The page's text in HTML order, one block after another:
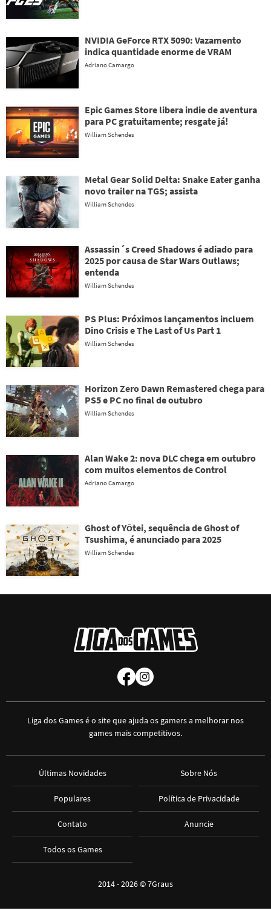
NVIDIA GeForce RTX 5090: Vazamento
indica quantidade enorme de VRAM
Adriano Camargo
Epic Games Store libera indie de aventura
para PC gratuitamente; resgate já!
William Schendes
Metal Gear Solid Delta: Snake Eater ganha
novo trailer na TGS; assista
William Schendes
Assassin´s Creed Shadows é adiado para
2025 por causa de Star Wars Outlaws;
entenda
William Schendes
PS Plus: Próximos lançamentos incluem
Dino Crisis e The Last of Us Part 1
William Schendes
Horizon Zero Dawn Remastered chega para
PS5 e PC no final de outubro
William Schendes
Alan Wake 2: nova DLC chega em outubro
com muitos elementos de Control
Adriano Camargo
Ghost of Yōtei, sequência de Ghost of
Tsushima, é anunciado para 2025
William Schendes
Liga dos Games é o site que ajuda os gamers a melhorar nos
games mais competitivos.
Últimas Novidades
Populares
Contato
Todos os Games
Sobre Nós
Política de Privacidade
Anuncie
2014 - 2026 ©7Graus